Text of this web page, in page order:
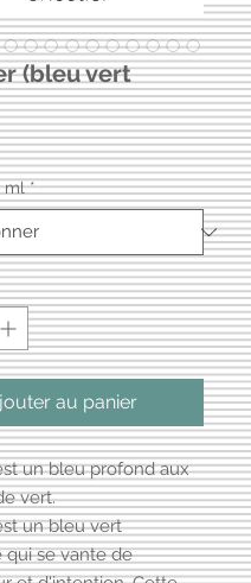
(bleu vert
ml *
au panier
un bleu profond aux
vert.
un bleu vert
se vante de